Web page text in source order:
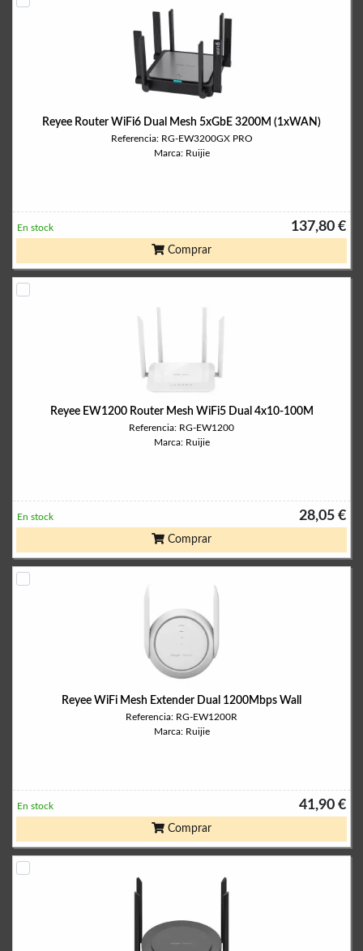
Reyee Router WiFi6 Dual Mesh 5xGbE 3200M (1xWAN)
Referencia: RG-EW3200GX PRO
Marca: Ruijie
137,80 €
En stock
Comprar
Reyee EW1200 Router Mesh WiFi5 Dual 4x10-100M
Referencia: RG-EW1200
Marca: Ruijie
28,05 €
En stock
Comprar
Reyee WiFi Mesh Extender Dual 1200Mbps Wall
Referencia: RG-EW1200R
Marca: Ruijie
41,90 €
En stock
Comprar